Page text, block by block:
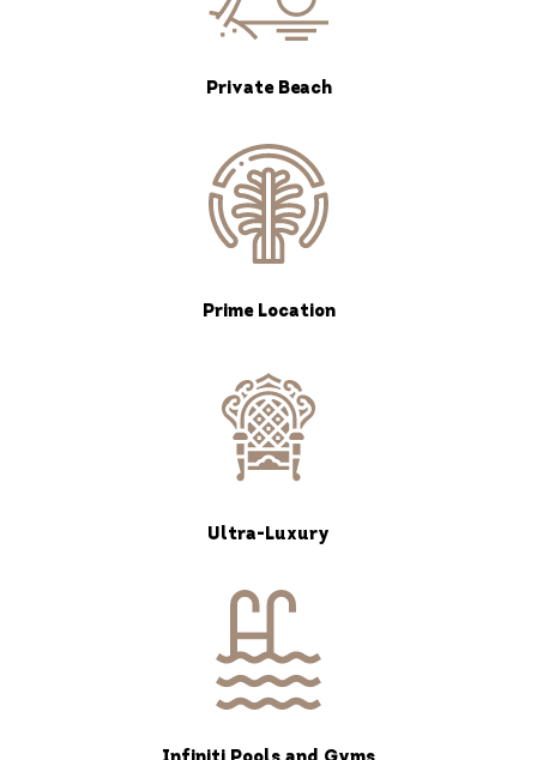
Private Beach
Prime Location
Ultra-Luxury